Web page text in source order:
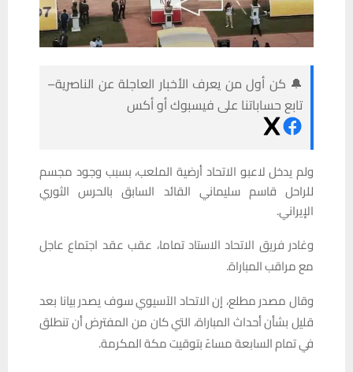
🔔 كن أول من يعرف الأخبار العاجلة عن الناصرية–
تابع حساباتنا على فيسبوك أو أكس
ولم يدخل لاعبو الاتحاد أرضية الملعب، بسبب وجود مجسم
للراحل قاسم سليماني القائد السابق بالحرس الثوري
الإيراني.
وغادر فريق الاتحاد الاستاد تماما، عقب عقد اجتماع عاجل
مع مراقب المباراة.
وقال مصدر مطلع، إن الاتحاد الآسيوي سوف يصدر بيانا بعد
قليل بشأن أحداث المباراة، التي كان من المفترض أن تنطلق
في تمام السابعة مساءً بتوقيت مكة المكرمة.